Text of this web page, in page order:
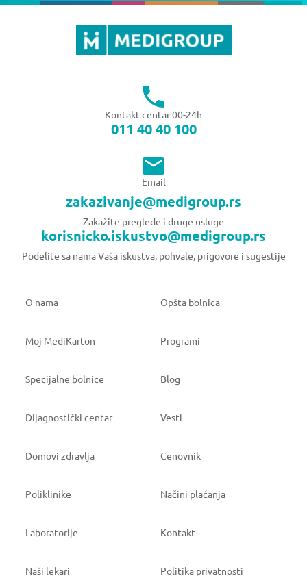
Kontakt centar 00-24h
011 40 40 100
Email
zakazivanje@medigroup.rs
Zakažite preglede i druge usluge
korisnicko.iskustvo@medigroup.rs
Podelite sa nama Vaša iskustva, pohvale, prigovore i sugestije
O nama Opšta bolnica
Moj MediKarton Programi
Specijalne bolnice Blog
Dijagnostički centar Vesti
Domovi zdravlja Cenovnik
Poliklinike Načini plaćanja
Laboratorije Kontakt
Naši lekari Politika privatnosti